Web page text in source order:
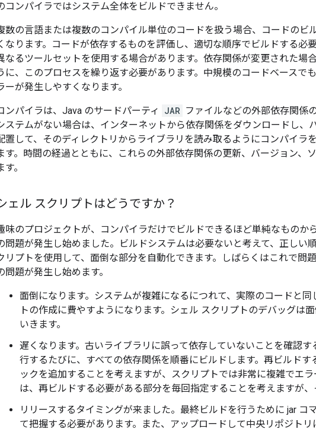
コンパイラではシステム全体をビルドできません。
数の言語または複数のコンパイル単位のコードを扱う場合、コードのビ
なります。コードが依存するものを評価し、適切な順序でビルドする必
なるツールセットを使用する場合があります。依存関係が変更された場
に、このプロセスを繰り返す必要があります。中規模のコードベースで
ーが発生しやすくなります。
ンパイラは、Java のサードパーティ JAR ファイルなどの外部依存関係
ステムがない場合は、インターネットから依存関係をダウンロードし、
置して、そのディレクトリからライブラリを読み取るようにコンパイラ
す。時間の経過とともに、これらの外部依存関係の更新、バージョン、
す。
ェル スクリプトはどうですか？
味のプロジェクトが、コンパイラだけでビルドできるほど単純なものか
問題が発生し始めました。ビルドシステムは必要ないと考えて、正しい
リプトを使用して、面倒な部分を自動化できます。しばらくはこれで問
問題が発生し始めます。
面倒になります。システムが複雑になるにつれて、実際のコードと
トの作成に費やすようになります。シェル スクリプトのデバッグは
いきます。
遅くなります。古いライブラリに誤って依存していないことを確認
行するたびに、すべての依存関係を順番にビルドします。再ビルド
ックを追加することを考えますが、スクリプトでは非常に複雑でエ
は、再ビルドする必要がある部分を毎回指定することを考えますが、
リリースするタイミングが来ました。最終ビルドを行うために jar コ
て把握する必要があります。また、アップロードして中央リポジト